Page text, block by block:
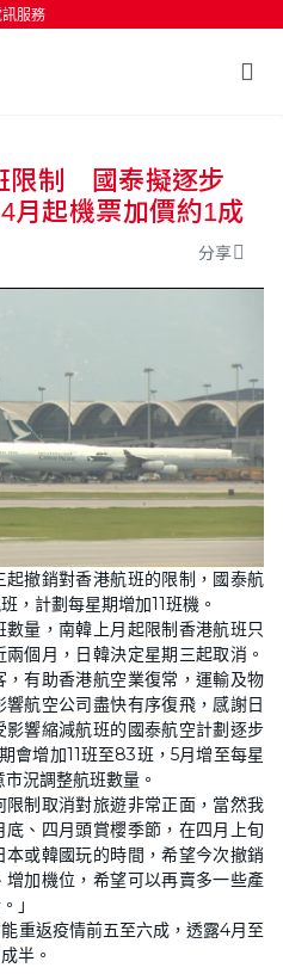
服務
開始搜尋
限制 國泰擬逐步
起機票加價約1成
分享
起撤銷對香港航班的限制，國泰航
，計劃每星期增加11班機。
量，南韓上月起限制香港航班只
個月，日韓決定星期三起取消。
有助香港航空業復常，運輸及物
航空公司盡快有序復飛，感謝日
響縮減航班的國泰航空計劃逐步
會增加11班至83班，5月增至每星
況調整航班數量。
制取消對旅遊非常正面，當然我
、四月頭賞櫻季節，在四月上旬
或韓國玩的時間，希望今次撤銷
加機位，希望可以再賣多一些產
」
重返疫情前五至六成，透露4月至
半。